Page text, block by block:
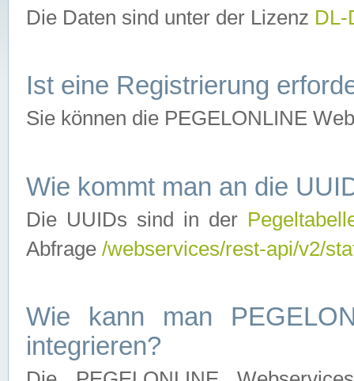
Die Daten sind unter der Lizenz
Ist eine Registrierung
Sie können die PEGELONLINE
Wie kommt man an die
Die UUIDs sind in der
Abfrage /webservices/rest-api/v2/
Wie kann man
integrieren?